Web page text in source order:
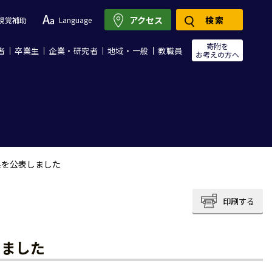
覚補助 Language
卒業生 企業・研究者 地域・一般 教職員
寄附を
お考えの方へ
アクセス 検索
公表しました
印刷する
した